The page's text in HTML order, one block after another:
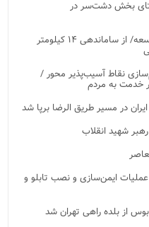
فرماندار آمل از ۱۴ روستای بخش دشت‌سر در
چالوس آماده جهشی تازه در مسیر توسعه/ از ساماندهی ۱۴ کیلومتر
نقاط آسیب‌پذیر محور /
خدمت به مردم
شهید انقلاب
ایمن‌سازی و نصب تابلو و